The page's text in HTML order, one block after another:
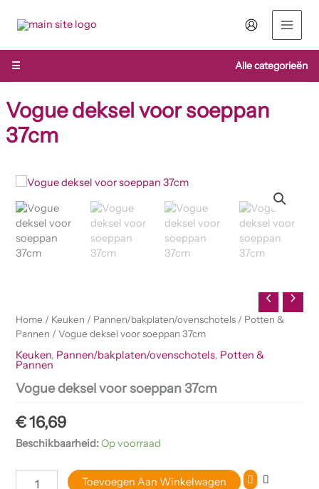
naar
inhoud
☰
Alle categorieën
Vogue deksel voor soeppan
37cm
Home / Keuken / Pannen/bakplaten/ovenschotels / Potten &
Pannen / Vogue deksel voor soeppan 37cm
Keuken, Pannen/bakplaten/ovenschotels, Potten &
Pannen
Vogue deksel voor soeppan 37cm
€16,69
Beschikbaarheid:Op voorraad
Vogue
voor
soeppan
37cm
aantal
Toevoegen Aan Winkelwagen